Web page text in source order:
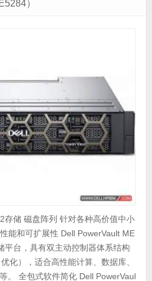
）
存储 磁盘阵列 针对各种高价值中小
能和可扩展性 Dell PowerVault ME
平台，具有双主动控制器体系结构
化），适合高性能计算、数据库、
。 全包式软件简化 Dell PowerVaul